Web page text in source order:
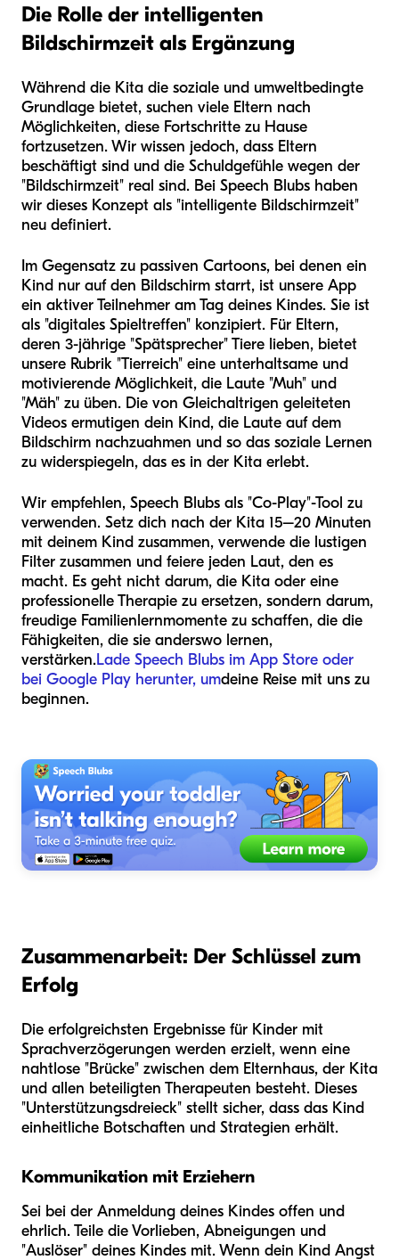
Die Rolle der intelligenten
Bildschirmzeit als Ergänzung
Während die Kita die soziale und umweltbedingte
Grundlage bietet, suchen viele Eltern nach
Möglichkeiten, diese Fortschritte zu Hause
fortzusetzen. Wir wissen jedoch, dass Eltern
beschäftigt sind und die Schuldgefühle wegen der
"Bildschirmzeit" real sind. Bei Speech Blubs haben
wir dieses Konzept als "intelligente Bildschirmzeit"
neu definiert.
Im Gegensatz zu passiven Cartoons, bei denen ein
Kind nur auf den Bildschirm starrt, ist unsere App
ein aktiver Teilnehmer am Tag deines Kindes. Sie ist
als "digitales Spieltreffen" konzipiert. Für Eltern,
deren 3-jährige "Spätsprecher" Tiere lieben, bietet
unsere Rubrik "Tierreich" eine unterhaltsame und
motivierende Möglichkeit, die Laute "Muh" und
"Mäh" zu üben. Die von Gleichaltrigen geleiteten
Videos ermutigen dein Kind, die Laute auf dem
Bildschirm nachzuahmen und so das soziale Lernen
zu widerspiegeln, das es in der Kita erlebt.
Wir empfehlen, Speech Blubs als "Co-Play"-Tool zu
verwenden. Setz dich nach der Kita 15–20 Minuten
mit deinem Kind zusammen, verwende die lustigen
Filter zusammen und feiere jeden Laut, den es
macht. Es geht nicht darum, die Kita oder eine
professionelle Therapie zu ersetzen, sondern darum,
freudige Familienlernmomente zu schaffen, die die
Fähigkeiten, die sie anderswo lernen,
verstärken.Lade Speech Blubs im App Store oder
bei Google Play herunter, umdeine Reise mit uns zu
beginnen.
Zusammenarbeit: Der Schlüssel zum
Erfolg
Die erfolgreichsten Ergebnisse für Kinder mit
Sprachverzögerungen werden erzielt, wenn eine
nahtlose "Brücke" zwischen dem Elternhaus, der Kita
und allen beteiligten Therapeuten besteht. Dieses
"Unterstützungsdreieck" stellt sicher, dass das Kind
einheitliche Botschaften und Strategien erhält.
Kommunikation mit Erziehern
Sei bei der Anmeldung deines Kindes offen und
ehrlich. Teile die Vorlieben, Abneigungen und
"Auslöser" deines Kindes mit. Wenn dein Kind Angst